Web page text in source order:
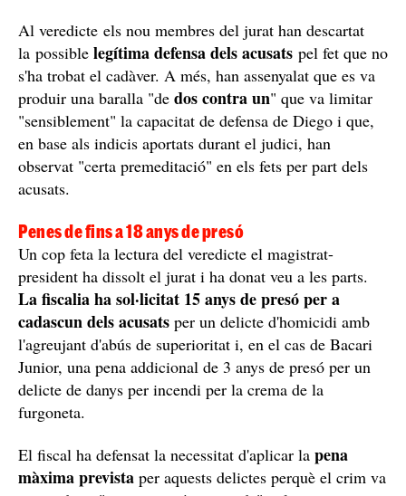
Al veredicte els nou membres del jurat han descartat
la possible legítima defensa dels acusats pel fet que no
s'ha trobat el cadàver. A més, han assenyalat que es va
produir una baralla "de dos contra un" que va limitar
"sensiblement" la capacitat de defensa de Diego i que,
en base als indicis aportats durant el judici, han
observat "certa premeditació" en els fets per part dels
acusats.
Penes de fins a 18 anys de presó
Un cop feta la lectura del veredicte el magistrat-
president ha dissolt el jurat i ha donat veu a les parts.
La fiscalia ha sol·licitat 15 anys de presó per a
cadascun dels acusats per un delicte d'homicidi amb
l'agreujant d'abús de superioritat i, en el cas de Bacari
Junior, una pena addicional de 3 anys de presó per un
delicte de danys per incendi per la crema de la
furgoneta.
El fiscal ha defensat la necessitat d'aplicar la pena
màxima prevista per aquests delictes perquè el crim va